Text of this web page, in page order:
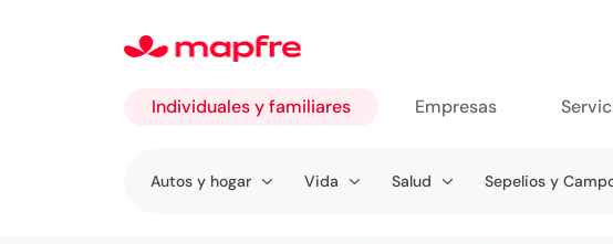
Individuales y familiares
Ir a
Autos y hogar Vida Salud Sepelios y
Empresas